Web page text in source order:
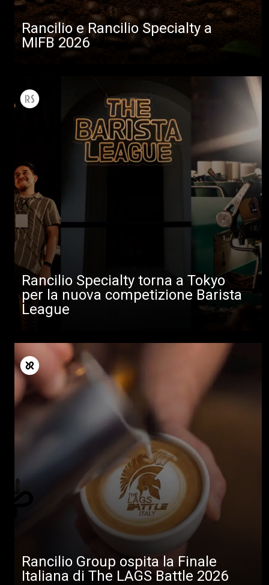
Rancilio e Rancilio Specialty a
MIFB 2026
Rancilio Specialty torna a Tokyo
per la nuova competizione Barista
League
Rancilio Group ospita la Finale
Italiana di The LAGS Battle 2026